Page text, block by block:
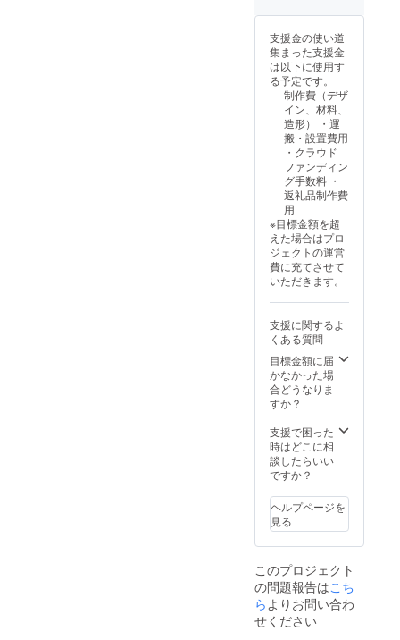
送コ
ム」へ
の会員
登録を
お願い
しま
す。 ②
転送コ
ムご登
録時
は、
CAMPF
IREで使
用した
メール
アドレ
スをご
利用く
ださ
い。 ③
リター
ンが転
送コム
倉庫に
届き次
第、同
社規約
が進行
しま
す。 ④
倉庫到
30日以
録がな
い場
品はプ
ロジェ
クト
オー
発生す
ること
があり
ます。
関税は
原則と
して支
援者様
のご負
担とな
ります
ので、
各国の
規定を
ご確認
くださ
い。 As
general
rule, or
import
may
apply
dependi
destina
tion.
These
are the
backer'
s
sibility.
①ご支
援後、
CAMPF
IRE提携
の海外
配送代
支援金の使い道
集まった支援金
は以下に使用す
る予定です。
制作費（デザ
イン、材料、
造形） ・運
搬・設置費用
・クラウド
ファンディン
グ手数料 ・
返礼品制作費
用
※目標金額を超
えた場合はプロ
ジェクトの運営
費に充てさせて
いただきます。
支援に関するよ
くある質問
目標金額に届
かなかった場
合どうなりま
すか？
支援で困った
時はどこに相
談したらいい
ですか？
ヘルプページを
見る
このプロジェクト
の問題報告はこち
ら よりお問い合わ
せください